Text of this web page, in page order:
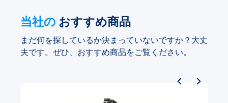
当社の おすすめ商品
まだ何を探しているか決まっていないですか？大丈
夫です。ぜひ、おすすめ商品をご覧ください。